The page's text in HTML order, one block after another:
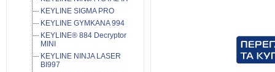
KEYLINE SIGMA PRO
KEYLINE GYMKANA 994
KEYLINE® 884 Decryptor
MINI
KEYLINE NINJA LASER
BI997